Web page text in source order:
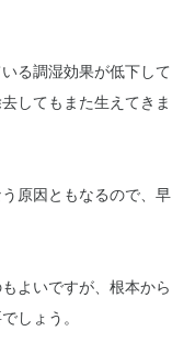
る調湿効果が低下して
してもまた生えてきま
原因ともなるので、早
よいですが、根本から
しょう。